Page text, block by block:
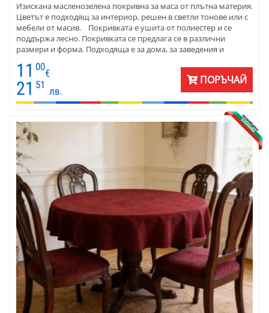
Изискана масленозелена покривна за маса от плътна материя.
Цветът е подходящ за интериор, решен в светли тонове или с
мебели от масив. Покривката е ушита от полиестер и се
поддържа лесно. Покривката се предлага се в различни
размери и форма. Подходяща е за дома, за заведения и
11 00
€
21 51
лв.
ПОРЪЧАЙ